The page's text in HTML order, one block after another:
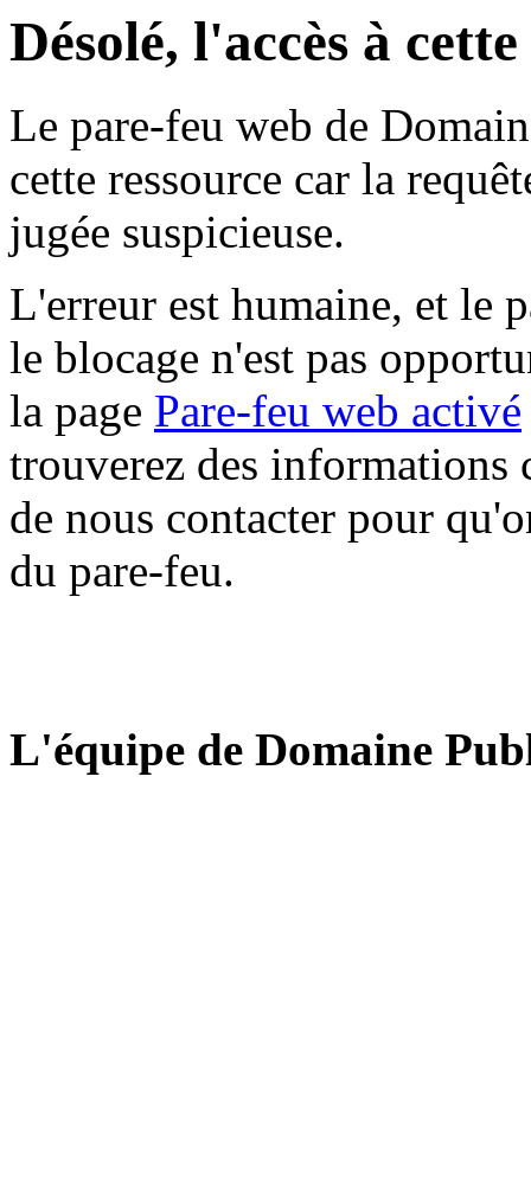
Désolé, l'accès à
Le pare-feu web de
cette ressource car la
jugée suspicieuse.
L'erreur est humaine, et le
le blocage n'est pas
la page Pare-feu web activé
trouverez des informations
de nous contacter pour
du pare-feu.
L'équipe de Domaine